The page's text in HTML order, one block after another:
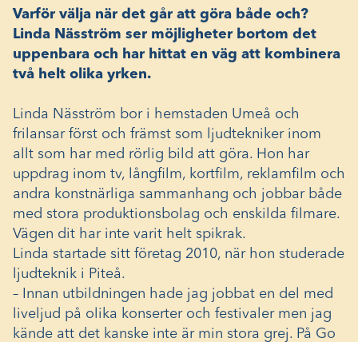
Varför välja när det går att göra både och?
Linda Näsström ser möjligheter bortom det
uppenbara och har hittat en väg att kombinera
två helt olika yrken.
Linda Näsström bor i hemstaden Umeå och
frilansar först och främst som ljudtekniker inom
allt som har med rörlig bild att göra. Hon har
uppdrag inom tv, långfilm, kortfilm, reklamfilm och
andra konstnärliga sammanhang och jobbar både
med stora produktionsbolag och enskilda filmare.
Vägen dit har inte varit helt spikrak.
Linda startade sitt företag 2010, när hon studerade
ljudteknik i Piteå.
– Innan utbildningen hade jag jobbat en del med
liveljud på olika konserter och festivaler men jag
kände att det kanske inte är min stora grej. På Go